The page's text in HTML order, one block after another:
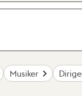
Musiker